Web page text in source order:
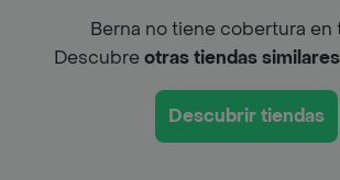
Berna no tiene cobertura en
Descubreotras tiendas similares
Descubrir tiendas